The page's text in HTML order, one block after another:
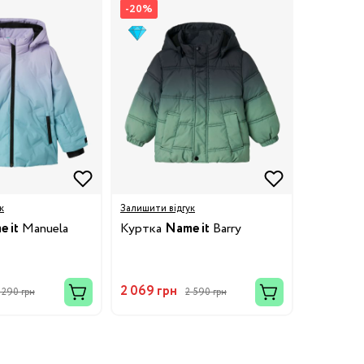
it Manuela
грн
-20%
Залишити відгук
Куртка Name it Barry
2 069 грн 2 590 грн